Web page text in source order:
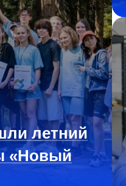
летний
«Новый